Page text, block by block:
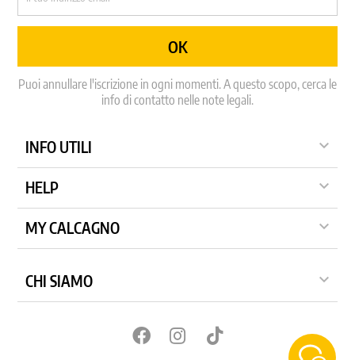
Puoi annullare l'iscrizione in ogni momenti. A questo scopo, cerca le
info di contatto nelle note legali.
INFO UTILI 
HELP 
MY CALCAGNO 
CHI SIAMO 